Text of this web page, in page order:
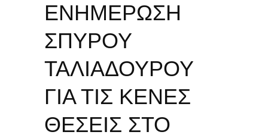
ΕΝΗΜΕΡΩΣΗ
ΣΠΥΡΟΥ
ΤΑΛΙΑΔΟΥΡΟΥ
ΓΙΑ ΤΙΣ ΚΕΝΕΣ
ΘΕΣΕΙΣ ΣΤΟ